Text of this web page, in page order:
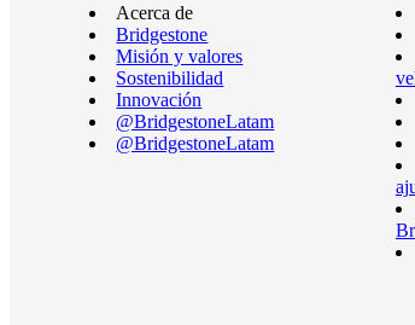
Acerca de
Bridgestone
Misión y valores
Sostenibilidad
Innovación
@BridgestoneLatam
@BridgestoneLatam